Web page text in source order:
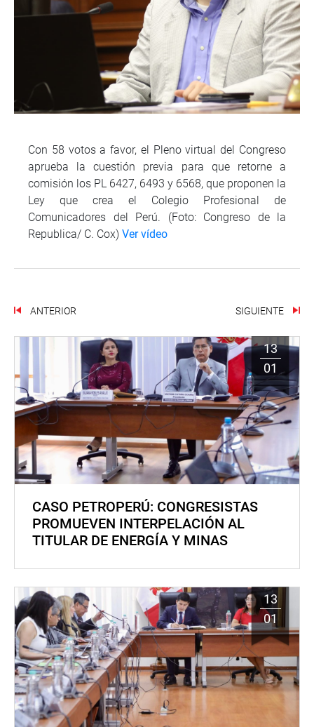
Con 58 votos a favor, el Pleno virtual del Congreso
aprueba la cuestión previa para que retorne a
comisión los PL 6427, 6493 y 6568, que proponen la
Ley que crea el Colegio Profesional de
Comunicadores del Perú. (Foto: Congreso de la
Republica/ C. Cox) Ver vídeo
ANTERIOR SIGUIENTE
13
01
CASO PETROPERÚ: CONGRESISTAS
PROMUEVEN INTERPELACIÓN AL
TITULAR DE ENERGÍA Y MINAS
13
01